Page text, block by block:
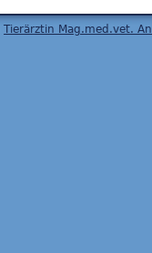
Tierärztin Mag.med.vet.